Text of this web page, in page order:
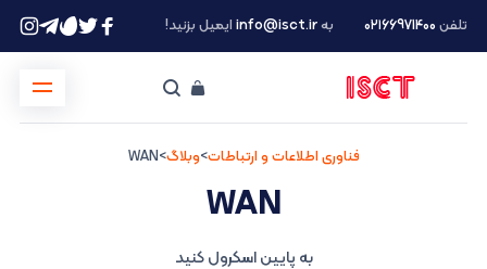
تلفن ۰۲۱66971400 بهinfo@isct.irایمیل بزنید!
فناوری اطلاعات و ارتباطات>وبلاگ>
WAN
WAN
به پایین اسکرول کنید